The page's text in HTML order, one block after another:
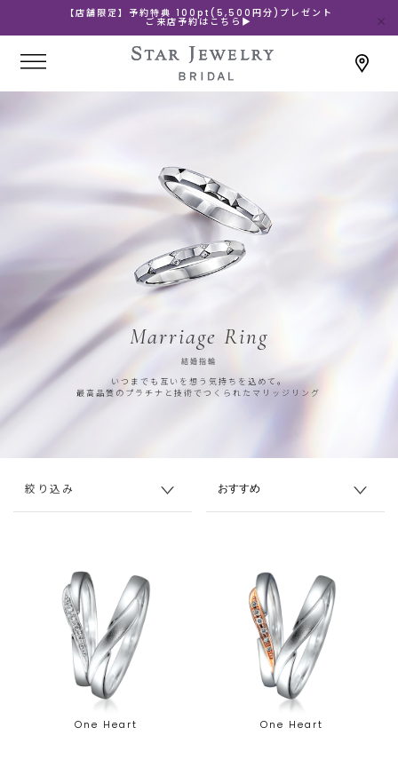
【店舗限定】予約特典 100pt(5,500円分)プレゼント
ご来店予約はこちら▶
Marriage Ring
結婚指輪
いつまでも互いを想う気持ちを込めて。
最高品質のプラチナと技術でつくられたマリッジリング
絞り込み
One Heart One Heart